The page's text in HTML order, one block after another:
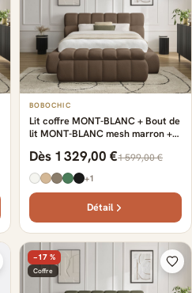
BOBOCHIC
Lit coffre MONT-BLANC + Bout de
lit MONT-BLANC mesh marron +
Dès 1 329,00 €1 599,00 €
+1
Détail
−17 %
Coffre